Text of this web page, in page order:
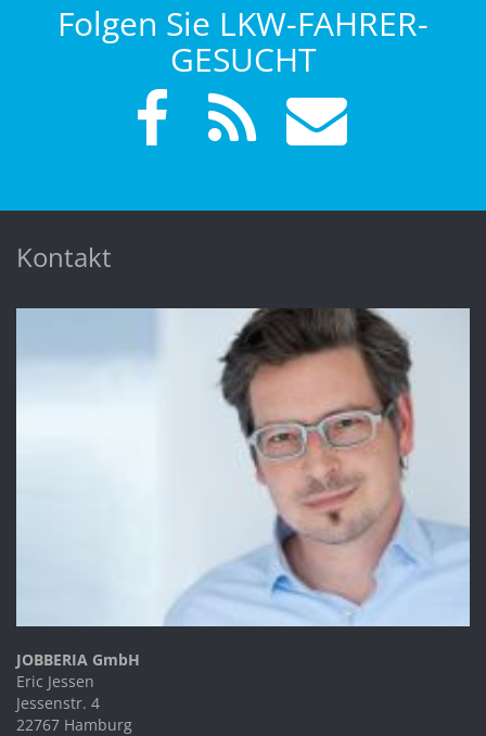
Folgen Sie LKW-FAHRER-
GESUCHT
Kontakt
JOBBERIA GmbH
Eric Jessen
Jessenstr. 4
22767 Hamburg